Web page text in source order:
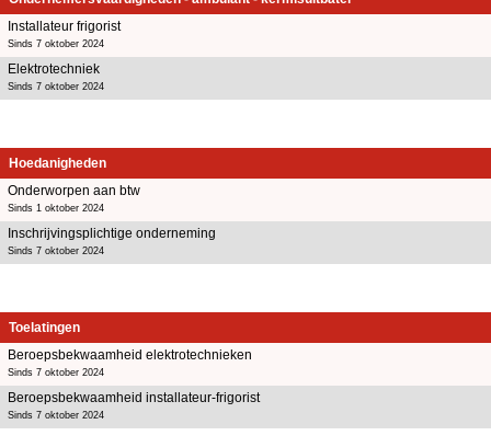
Installateur frigorist
Sinds 7 oktober 2024
Elektrotechniek
Sinds 7 oktober 2024
Hoedanigheden
Onderworpen aan btw
Sinds 1 oktober 2024
Inschrijvingsplichtige onderneming
Sinds 7 oktober 2024
Toelatingen
Beroepsbekwaamheid elektrotechnieken
Sinds 7 oktober 2024
Beroepsbekwaamheid installateur-frigorist
Sinds 7 oktober 2024